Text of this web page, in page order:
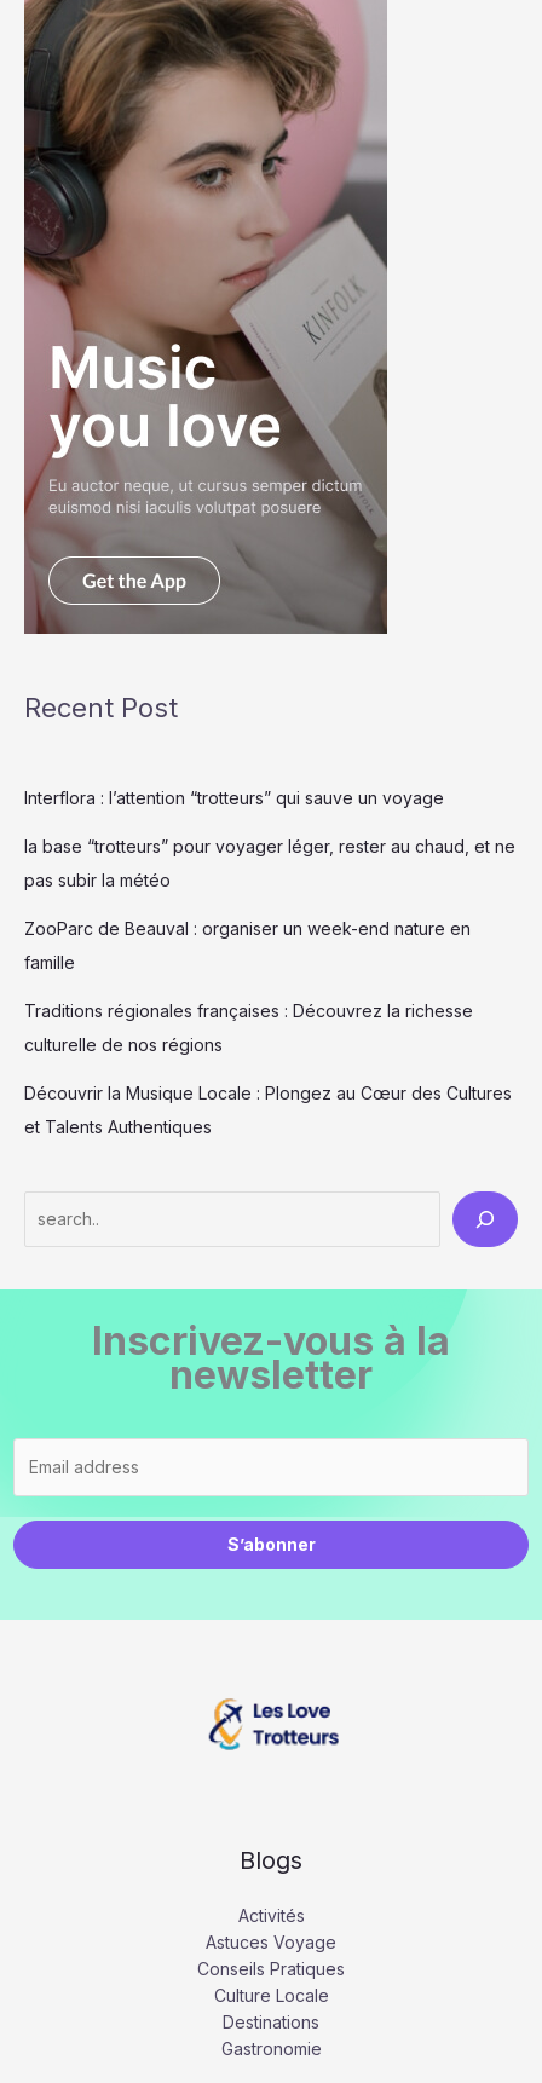
Recent Post
Interflora : l’attention “trotteurs” qui sauve un voyage
la base “trotteurs” pour voyager léger, rester au chaud, et ne
pas subir la météo
ZooParc de Beauval : organiser un week-end nature en
famille
Traditions régionales françaises : Découvrez la richesse
culturelle de nos régions
Découvrir la Musique Locale : Plongez au Cœur des Cultures
et Talents Authentiques
Inscrivez-vous à la
newsletter
S’abonner
Blogs
Activités
Astuces Voyage
Conseils Pratiques
Culture Locale
Destinations
Gastronomie